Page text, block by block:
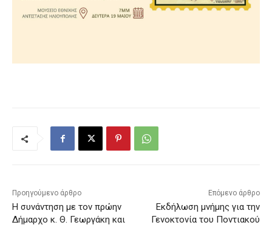
Προηγούμενο άρθρο
Η συνάντηση με τον πρώην
Δήμαρχο κ. Θ. Γεωργάκη και
Επόμενο άρθρο
Εκδήλωση μνήμης για την
Γενοκτονία του Ποντιακού